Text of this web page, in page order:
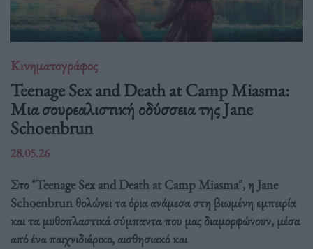
Κινηματογράφος
Teenage Sex and Death at Camp Miasma:
Μια σουρεαλιστική οδύσσεια της Jane
Schoenbrun
28.05.26
Στο "Teenage Sex and Death at Camp Miasma", η Jane
Schoenbrun θολώνει τα όρια ανάμεσα στη βιωμένη εμπειρία
και τα μυθοπλαστικά σύμπαντα που μας διαμορφώνουν, μέσα
από ένα παιχνιδιάρικο, αισθησιακό και